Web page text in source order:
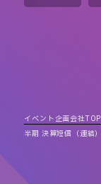
イベント企画会社TOP
半期 決算短信（連結）